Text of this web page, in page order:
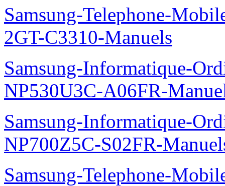
Samsung-Telephone-
2GT-C3310-Manuels
Samsung-Informatique-
NP530U3C-A06FR-
Samsung-Informatique-
NP700Z5C-S02FR-
Samsung-Telephone-